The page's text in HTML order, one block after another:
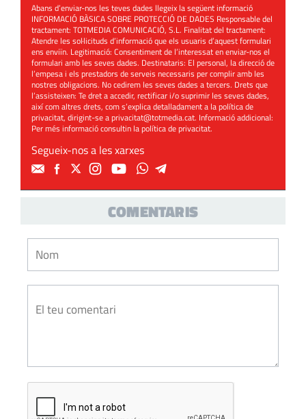
Abans d’enviar-nos les teves dades llegeix la següent informació
INFORMACIÓ BÀSICA SOBRE PROTECCIÓ DE DADES Responsable del
tractament: TOTMEDIA COMUNICACIÓ, S.L. Finalitat del tractament:
Atendre les sol·licituds d’informació que els usuaris d’aquest formulari
ens enviïn. Legitimació: Consentiment de l’interessat en enviar-nos el
formulari amb les seves dades. Destinataris: El personal, la direcció de
l’empesa i els prestadors de serveis necessaris per complir amb les
nostres obligacions. No cedirem les seves dades a tercers. Drets que
l’assisteixen: Te dret a accedir, rectificar i/o suprimir les seves dades,
així com altres drets, com s’explica detalladament a la política de
privacitat, dirigint-se aprivacitat@totmedia.cat. Informació addicional:
Per més informació consultin lapolítica de privacitat.
Segueix-nos a les xarxes
COMENTARIS